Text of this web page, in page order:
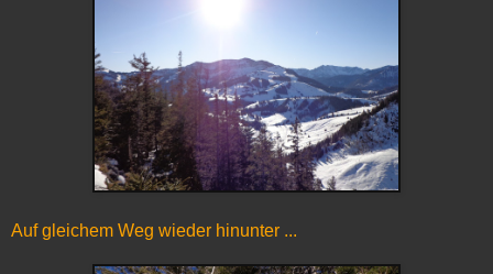
Auf gleichem Weg wieder hinunter ...